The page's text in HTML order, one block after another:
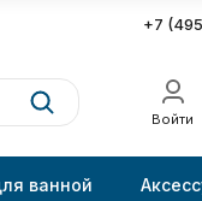
+7
Войти
ванной